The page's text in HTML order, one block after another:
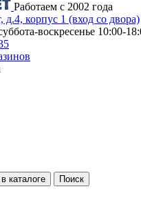
Работаем с 2002 года
корпус 1 (вход со двора)
воскресенье 10:00-